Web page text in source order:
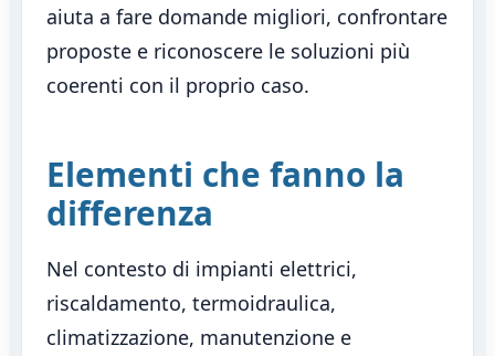
aiuta a fare domande migliori, confrontare
proposte e riconoscere le soluzioni più
coerenti con il proprio caso.
Elementi che fanno la
differenza
Nel contesto di impianti elettrici,
riscaldamento, termoidraulica,
climatizzazione, manutenzione e